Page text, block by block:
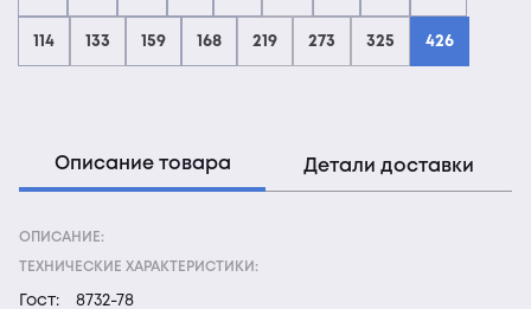
114 133 159 168 219 273 325 426
Описание товара Детали доставки
ОПИСАНИЕ:
ТЕХНИЧЕСКИЕ ХАРАКТЕРИСТИКИ:
Гост:
8732-78